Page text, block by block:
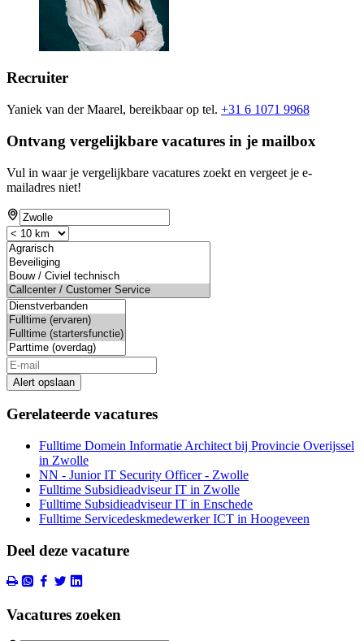
Recruiter
Yaniek van der Maarel, bereikbaar op tel. +31 6 1071 9968
Ontvang vergelijkbare vacatures in je mailbox
Vul in waar je vergelijkbare vacatures zoekt en vergeet je e-
mailadres niet!
Alert opslaan
Gerelateerde vacatures
Fulltime Domein Informatie Architect bij Provincie Overijssel
in Zwolle
NN - Junior IT Security Officer - Zwolle
Fulltime Subsidieadviseur IT in Zwolle
Fulltime Subsidieadviseur IT in Enschede
Fulltime Servicedeskmedewerker ICT in Hoogeveen
Deel deze vacature
Vacatures zoeken